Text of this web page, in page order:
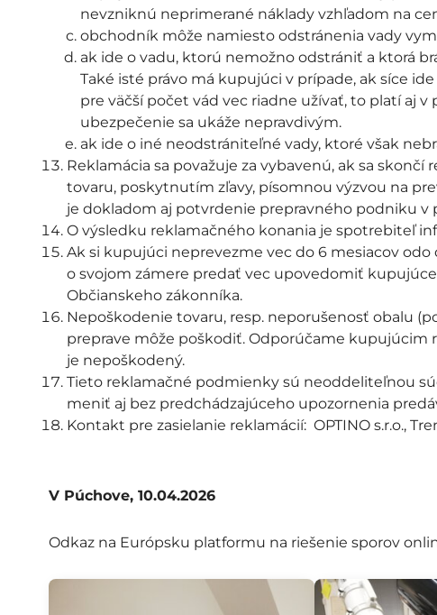
nevzniknú neprimerané náklady vzhľadom na
obchodník môže namiesto odstránenia vady
ak ide o vadu, ktorú nemožno odstrániť a ktorá
Také isté právo má kupujúci v prípade, ak síce
pre väčší počet vád vec riadne užívať, to platí aj
ubezpečenie sa ukáže nepravdivým.
ak ide o iné neodstrániteľné vady, ktoré však
Reklamácia sa považuje za vybavenú, ak sa
tovaru, poskytnutím zľavy, písomnou výzvou na
je dokladom aj potvrdenie prepravného podniku
O výsledku reklamačného konania je spotrebiteľ
Ak si kupujúci neprevezme vec do 6 mesiacov
o svojom zámere predať vec upovedomiť
Občianskeho zákonníka.
Nepoškodenie tovaru, resp. neporušenosť obalu
preprave môže poškodiť. Odporúčame kupujúcim
je nepoškodený.
Tieto reklamačné podmienky sú neoddeliteľnou
meniť aj bez predchádzajúceho upozornenia
Kontakt pre zasielanie reklamácií: OPTINO s.r.o.,
V Púchove, 10.04.2026
Odkaz na Európsku platformu na riešenie sporov